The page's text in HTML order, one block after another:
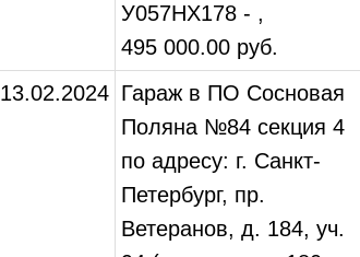
У057НХ178 - ,
495 000.00 руб.
13.02.2024 Гараж в ПО Сосновая
Поляна №84 секция 4
по адресу: г. Санкт-
Петербург, пр.
Ветеранов, д. 184, уч.